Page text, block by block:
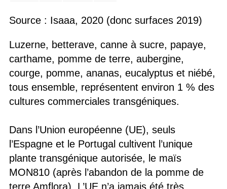
Source : Isaaa, 2020 (donc surfaces 2019)
Luzerne, betterave, canne à sucre, papaye,
carthame, pomme de terre, aubergine,
courge, pomme, ananas, eucalyptus et niébé,
tous ensemble, représentent environ 1 % des
cultures commerciales transgéniques.
Dans l’Union européenne (UE), seuls
l’Espagne et le Portugal cultivent l’unique
plante transgénique autorisée, le maïs
MON810 (après l’abandon de la pomme de
terre Amflora). L’UE n’a jamais été très